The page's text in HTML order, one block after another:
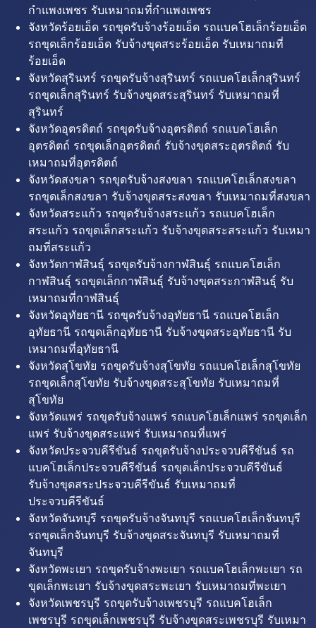
กำแพงเพชร รับเหมาถมที่กำแพงเพชร
จังหวัดร้อยเอ็ด รถขุดรับจ้างร้อยเอ็ด รถแบคโฮเล็กร้อยเอ็ด
รถขุดเล็กร้อยเอ็ด รับจ้างขุดสระร้อยเอ็ด รับเหมาถมที่
ร้อยเอ็ด
จังหวัดสุรินทร์ รถขุดรับจ้างสุรินทร์ รถแบคโฮเล็กสุรินทร์
รถขุดเล็กสุรินทร์ รับจ้างขุดสระสุรินทร์ รับเหมาถมที่
สุรินทร์
จังหวัดอุตรดิตถ์ รถขุดรับจ้างอุตรดิตถ์ รถแบคโฮเล็ก
อุตรดิตถ์ รถขุดเล็กอุตรดิตถ์ รับจ้างขุดสระอุตรดิตถ์ รับ
เหมาถมที่อุตรดิตถ์
จังหวัดสงขลา รถขุดรับจ้างสงขลา รถแบคโฮเล็กสงขลา
รถขุดเล็กสงขลา รับจ้างขุดสระสงขลา รับเหมาถมที่สงขลา
จังหวัดสระแก้ว รถขุดรับจ้างสระแก้ว รถแบคโฮเล็ก
สระแก้ว รถขุดเล็กสระแก้ว รับจ้างขุดสระสระแก้ว รับเหมา
ถมที่สระแก้ว
จังหวัดกาฬสินธุ์ รถขุดรับจ้างกาฬสินธุ์ รถแบคโฮเล็ก
กาฬสินธุ์ รถขุดเล็กกาฬสินธุ์ รับจ้างขุดสระกาฬสินธุ์ รับ
เหมาถมที่กาฬสินธุ์
จังหวัดอุทัยธานี รถขุดรับจ้างอุทัยธานี รถแบคโฮเล็ก
อุทัยธานี รถขุดเล็กอุทัยธานี รับจ้างขุดสระอุทัยธานี รับ
เหมาถมที่อุทัยธานี
จังหวัดสุโขทัย รถขุดรับจ้างสุโขทัย รถแบคโฮเล็กสุโขทัย
รถขุดเล็กสุโขทัย รับจ้างขุดสระสุโขทัย รับเหมาถมที่
สุโขทัย
จังหวัดแพร่ รถขุดรับจ้างแพร่ รถแบคโฮเล็กแพร่ รถขุดเล็ก
แพร่ รับจ้างขุดสระแพร่ รับเหมาถมที่แพร่
จังหวัดประจวบคีรีขันธ์ รถขุดรับจ้างประจวบคีรีขันธ์ รถ
แบคโฮเล็กประจวบคีรีขันธ์ รถขุดเล็กประจวบคีรีขันธ์
รับจ้างขุดสระประจวบคีรีขันธ์ รับเหมาถมที่
ประจวบคีรีขันธ์
จังหวัดจันทบุรี รถขุดรับจ้างจันทบุรี รถแบคโฮเล็กจันทบุรี
รถขุดเล็กจันทบุรี รับจ้างขุดสระจันทบุรี รับเหมาถมที่
จันทบุรี
จังหวัดพะเยา รถขุดรับจ้างพะเยา รถแบคโฮเล็กพะเยา รถ
ขุดเล็กพะเยา รับจ้างขุดสระพะเยา รับเหมาถมที่พะเยา
จังหวัดเพชรบุรี รถขุดรับจ้างเพชรบุรี รถแบคโฮเล็ก
เพชรบุรี รถขุดเล็กเพชรบุรี รับจ้างขุดสระเพชรบุรี รับเหมา